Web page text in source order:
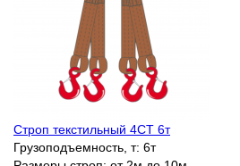
Строп текстильный 4СТ 6т
Грузоподъемность, т: 6т